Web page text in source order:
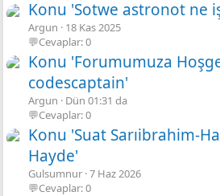
Konu 'Sotwe astronot ne
Argun
18 Kas 2025
💬Cevaplar: 0
Konu 'Forumumuza
codescaptain'
Argun
Dün 01:31 da
💬Cevaplar: 0
Konu 'Suat Sarıibrahim-
Hayde'
Gulsumnur 7 Haz 2026
💬Cevaplar: 0